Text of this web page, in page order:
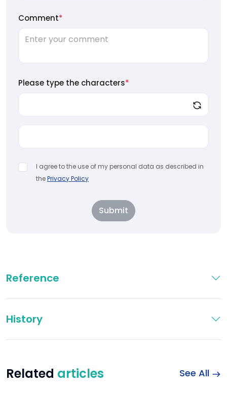
Comment*
Please type the characters*
I agree to the use of my personal data as described in
thePrivacy Policy
Submit
Reference
History
Related articles See All